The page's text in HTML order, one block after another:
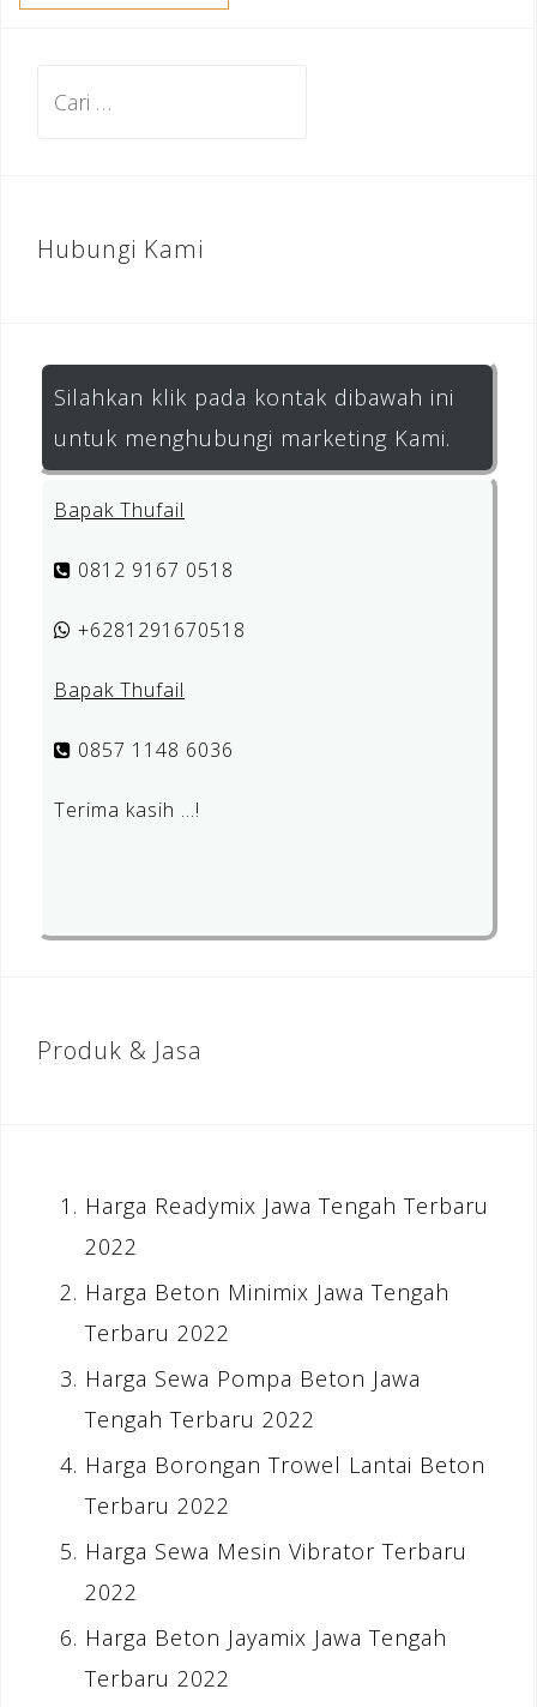
Hubungi Kami
Silahkan klik pada kontak dibawah ini
untuk menghubungi marketing Kami.
Bapak Thufail
0812 9167 0518
+6281291670518
Bapak Thufail
0857 1148 6036
Terima kasih …!
Produk & Jasa
Harga Readymix Jawa Tengah Terbaru
2022
Harga Beton Minimix Jawa Tengah
Terbaru 2022
Harga Sewa Pompa Beton Jawa
Tengah Terbaru 2022
Harga Borongan Trowel Lantai Beton
Terbaru 2022
Harga Sewa Mesin Vibrator Terbaru
2022
Harga Beton Jayamix Jawa Tengah
Terbaru 2022